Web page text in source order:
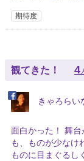
期待度
観てきた！ 4 人
きゃろらい
面白かった！ 舞
も、ものが少なけ
ものに目まぐるし